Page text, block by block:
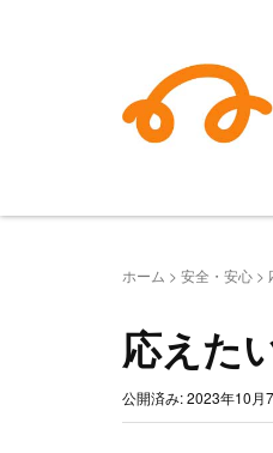
ホーム > 安全・安心 >
応えた
公開済み: 2023年10月